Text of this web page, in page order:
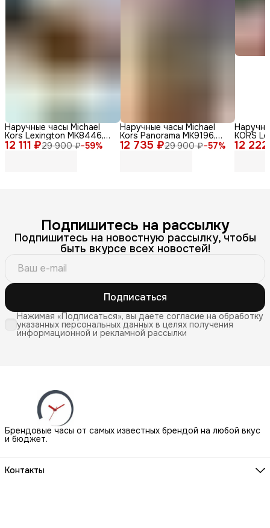
12 111 ₽29 900 ₽−59%
Наручные часы Michael
Kors Lexington MK8446,
мужские, кварцевый
механизм, золотые
12 735 ₽29 900 ₽−57%
Наручные часы Michael
Kors Panorama MK9196,
нержавеющая сталь,
серебристый
12
KORS
сталь
Подпишитесь на рассылку
Подпишитесь на новостную рассылку, чтобы
быть вкурсе всех новостей!
Подписаться
Нажимая «Подписаться», вы даете согласие на обработку
указанных персональных данных в целях получения
информационной и рекламной рассылки
Брендовые часы от самых известных брендой на любой вкус
и бюджет.
Контакты